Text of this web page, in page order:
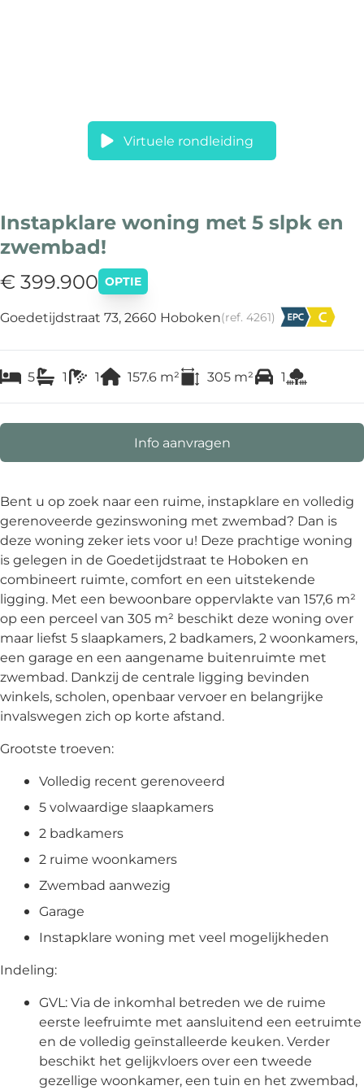
Virtuele rondleiding
Instapklare woning met 5 slpk en
zwembad!
€ 399.900 OPTIE
Goedetijdstraat 73, 2660 Hoboken(ref. 4261)
5 1 1 157.6 m² 305 m² 1
Info aanvragen
Bent u op zoek naar een ruime, instapklare en volledig
gerenoveerde gezinswoning met zwembad? Dan is
deze woning zeker iets voor u! Deze prachtige woning
is gelegen in de Goedetijdstraat te Hoboken en
combineert ruimte, comfort en een uitstekende
ligging. Met een bewoonbare oppervlakte van 157,6 m²
op een perceel van 305 m² beschikt deze woning over
maar liefst 5 slaapkamers, 2 badkamers, 2 woonkamers,
een garage en een aangename buitenruimte met
zwembad. Dankzij de centrale ligging bevinden
winkels, scholen, openbaar vervoer en belangrijke
invalswegen zich op korte afstand.
Grootste troeven:
Volledig recent gerenoveerd
5 volwaardige slaapkamers
2 badkamers
2 ruime woonkamers
Zwembad aanwezig
Garage
Instapklare woning met veel mogelijkheden
Indeling:
GVL: Via de inkomhal betreden we de ruime
eerste leefruimte met aansluitend een eetruimte
en de volledig geïnstalleerde keuken. Verder
beschikt het gelijkvloers over een tweede
gezellige woonkamer, een tuin en het zwembad,